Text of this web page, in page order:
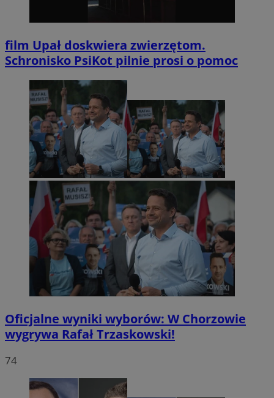
film Upał doskwiera zwierzętom.
Schronisko PsiKot pilnie prosi o pomoc
Oficjalne wyniki wyborów: W Chorzowie
wygrywa Rafał Trzaskowski!
74